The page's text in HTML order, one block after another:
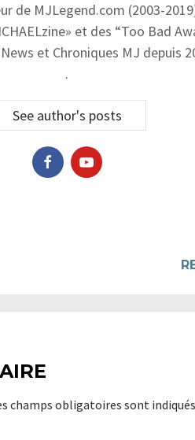
de MJLegend.com (2003-
et des “Too Bad
et Chroniques MJ depuis
.
See author's posts
champs obligatoires sont